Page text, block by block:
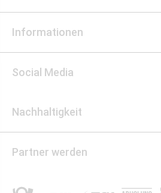
Informationen
Social Media
Nachhaltigkeit
Partner werden